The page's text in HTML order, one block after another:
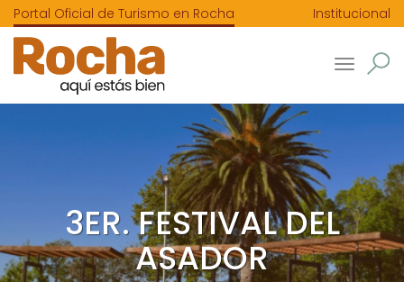
Portal Oficial de Turismo en Rocha Institucional
Toggle
3ER. FESTIVAL DEL
ASADOR